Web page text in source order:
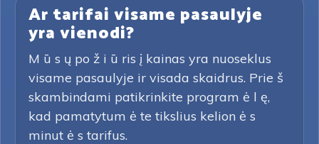
Ar tarifai visame pasaulyje
yra vienodi?
M ū s ų po ž i ū ris į kainas yra nuoseklus
visame pasaulyje ir visada skaidrus. Prie š
skambindami patikrinkite program ė l ę,
kad pamatytum ė te tikslius kelion ė s
minut ė s tarifus.